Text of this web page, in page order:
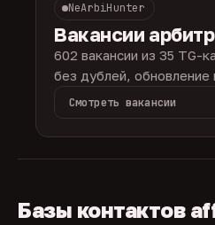
NeArbiHunter
Вакансии
602 вакансии из 35 TG-
без дублей, обновление
Смотреть вакансии
Базы контактов